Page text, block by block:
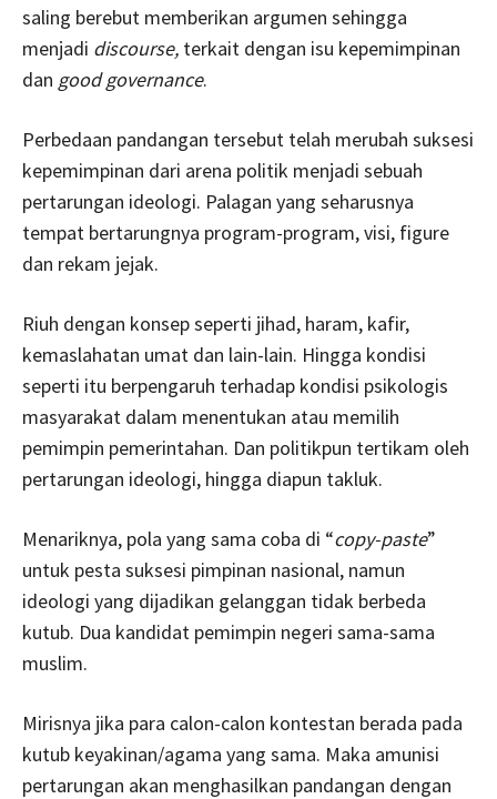
saling berebut memberikan argumen sehingga
menjadi discourse, terkait dengan isu kepemimpinan
dan good governance.
Perbedaan pandangan tersebut telah merubah suksesi
kepemimpinan dari arena politik menjadi sebuah
pertarungan ideologi. Palagan yang seharusnya
tempat bertarungnya program-program, visi, figure
dan rekam jejak.
Riuh dengan konsep seperti jihad, haram, kafir,
kemaslahatan umat dan lain-lain. Hingga kondisi
seperti itu berpengaruh terhadap kondisi psikologis
masyarakat dalam menentukan atau memilih
pemimpin pemerintahan. Dan politikpun tertikam oleh
pertarungan ideologi, hingga diapun takluk.
Menariknya, pola yang sama coba di “copy-paste”
untuk pesta suksesi pimpinan nasional, namun
ideologi yang dijadikan gelanggan tidak berbeda
kutub. Dua kandidat pemimpin negeri sama-sama
muslim.
Mirisnya jika para calon-calon kontestan berada pada
kutub keyakinan/agama yang sama. Maka amunisi
pertarungan akan menghasilkan pandangan dengan